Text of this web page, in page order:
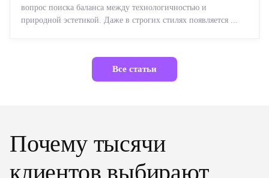
вопрос поиска баланса между технологичностью и
природной эстетикой. Даже в строгих стилях появляется ...
Все статьи
Почему тысячи
клиентов выбирают